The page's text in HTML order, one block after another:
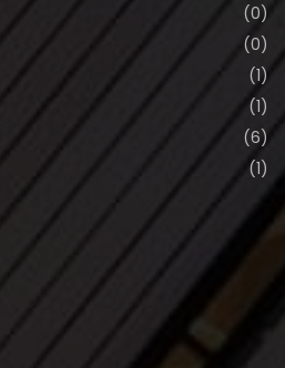
(0)
(0)
(1)
(1)
(6)
(1)